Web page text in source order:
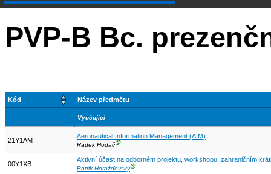
PVP-B Bc.
Kód Název předmětu
Vyučující
21Y1AM
Aeronautical Information Management (AIM)
Radek HodačⒼ
00Y1XB
Aktivní účast na odborném projektu, workshopu, zahraničním
Patrik HoražďovskýⒼ